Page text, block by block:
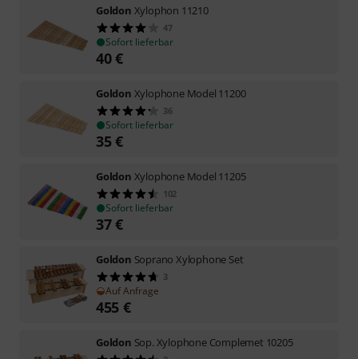
Goldon Xylophon 11210
47
Sofort lieferbar
40€
Goldon Xylophone Model 11200
36
Sofort lieferbar
35€
Goldon Xylophone Model 11205
102
Sofort lieferbar
37€
Goldon Soprano Xylophone Set
3
Auf Anfrage
455 €
Goldon Sop. Xylophone Complemet 10205